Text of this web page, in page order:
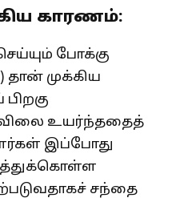
காரணம்:
போக்கு
தான் முக்கிய
விலை உயர்ந்ததைத்
இப்போது
சந்தை